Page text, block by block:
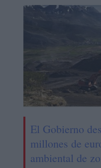
El Gobierno
millones de
ambiental de